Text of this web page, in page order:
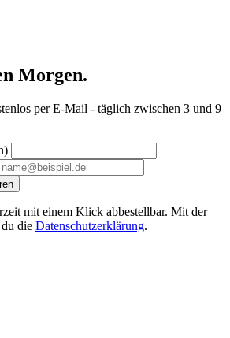
Morgen.
per E-Mail - täglich zwischen 3 und 9
mit einem Klick abbestellbar. Mit der
die Datenschutzerklärung.